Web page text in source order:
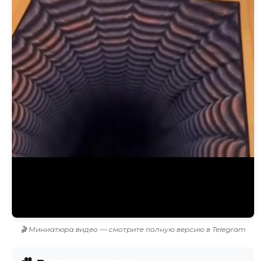
🎬 Миниатюра видео — смотрите полную версию в Telegram